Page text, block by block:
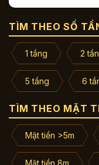
TÌM THEO SỐ
1 tầng 2
5 tầng 6
TÌM THEO MẶT
Mặt tiền >5m
Mặt tiền 8m